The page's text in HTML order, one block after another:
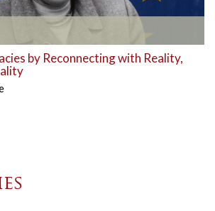
by Reconnecting with Reality,